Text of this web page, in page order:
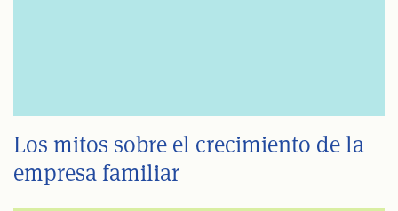
Los mitos sobre el crecimiento de la
empresa familiar